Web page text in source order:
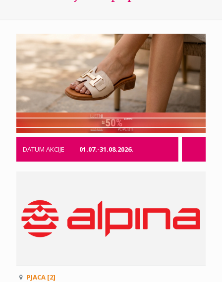
DATUM AKCIJE 01.07.-31.08.2026.
PJACA [2]